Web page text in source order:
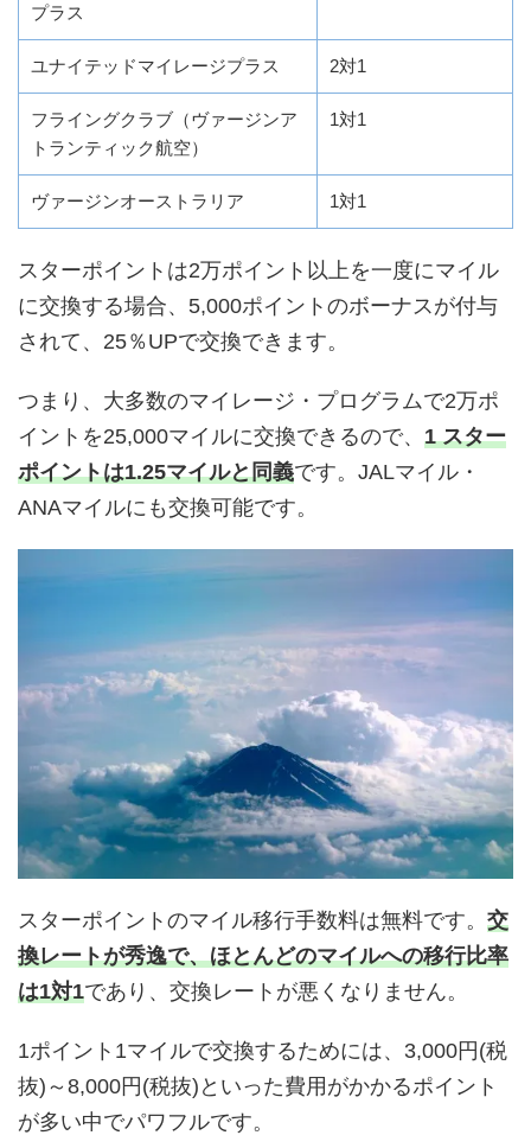
プラス
ユナイテッドマイレージプラス 2対1
フライングクラブ（ヴァージンア
トランティック航空）
1対1
ヴァージンオーストラリア 1対1
スターポイントは2万ポイント以上を一度にマイル
に交換する場合、5,000ポイントのボーナスが付与
されて、25％UPで交換できます。
つまり、大多数のマイレージ・プログラムで2万ポ
イントを25,000マイルに交換できるので、 1 スター
ポイントは1.25マイルと同義です。JALマイル・
ANAマイルにも交換可能です。
スターポイントのマイル移行手数料は無料です。 交
換レートが秀逸で、ほとんどのマイルへの移行比率
は1対1であり、交換レートが悪くなりません。
1ポイント1マイルで交換するためには、3,000円(税
抜)～8,000円(税抜)といった費用がかかるポイント
が多い中でパワフルです。